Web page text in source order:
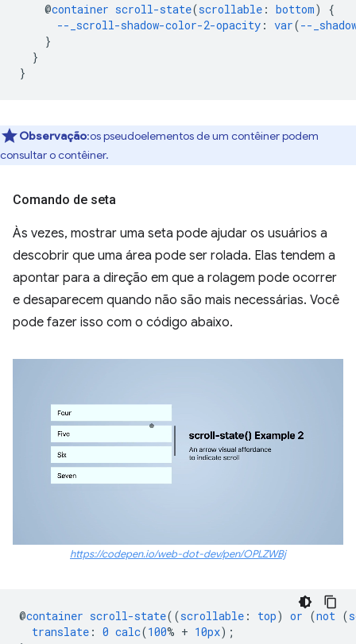
@container scroll-state(scrollable : bottom)
{
--_scroll-shadow-color-2-opacity : var(--
}
}
}
Observação:os pseudoelementos de um contêiner podem
consultar o contêiner.
Comando de seta
Às vezes, mostrar uma seta pode ajudar os usuários a
descobrir que uma área pode ser rolada. Elas tendem a
apontar para a direção em que a rolagem pode ocorrer
e desaparecem quando não são mais necessárias. Você
pode fazer isso com o código abaixo.
https://codepen.io/web-dot-dev/pen/OPLZWBj
@container scroll-state((scrollable : top) or (not (
translate : 0 calc(100% + 10px);